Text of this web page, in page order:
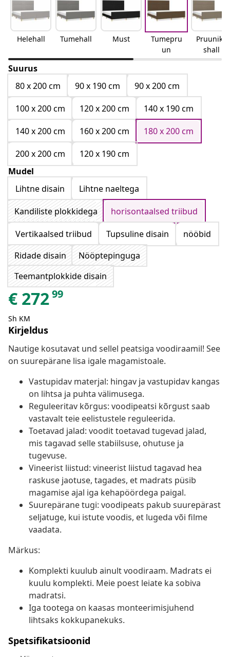
Helehall Tumehall Must
Tumepru
un
Pruunika
shall
Suurus
80 x 200 cm
90 x 190 cm
90 x 200 cm
100 x 200 cm
120 x 200 cm
140 x 190 cm
140 x 200 cm
160 x 200 cm
180 x 200 cm
200 x 200 cm
120 x 190 cm
Mudel
Lihtne disain
Lihtne naeltega
Kandiliste plokkidega
horisontaalsed triibud
Vertikaalsed triibud
Tupsuline disain
nööbid
Ridade disain
Nööptepinguga
Teemantplokkide disain
€ 27299
Sh KM
Kirjeldus
Nautige kosutavat und sellel peatsiga voodiraamil! See
on suurepärane lisa igale magamistoale.
Vastupidav materjal: hingav ja vastupidav kangas
on lihtsa ja puhta välimusega.
Reguleeritav kõrgus: voodipeatsi kõrgust saab
vastavalt teie eelistustele reguleerida.
Toetavad jalad: voodit toetavad tugevad jalad,
mis tagavad selle stabiilsuse, ohutuse ja
tugevuse.
Vineerist liistud: vineerist liistud tagavad hea
raskuse jaotuse, tagades, et madrats püsib
magamise ajal iga kehapöördega paigal.
Suurepärane tugi: voodipeats pakub suurepärast
seljatuge, kui istute voodis, et lugeda või filme
vaadata.
Märkus:
Komplekti kuulub ainult voodiraam. Madrats ei
kuulu komplekti. Meie poest leiate ka sobiva
madratsi.
Iga tootega on kaasas monteerimisjuhend
lihtsaks kokkupanekuks.
Spetsifikatsioonid